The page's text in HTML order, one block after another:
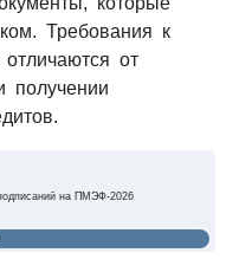
Требования к
от
получении
на ПМЭФ-2026